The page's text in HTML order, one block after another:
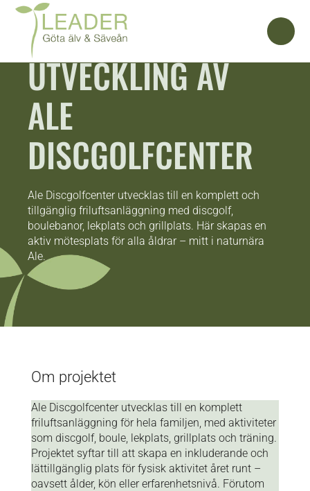
UTVECKLING AV
ALE
DISCGOLFCENTER
Ale Discgolfcenter utvecklas till en komplett och
tillgänglig friluftsanläggning med discgolf,
boulebanor, lekplats och grillplats. Här skapas en
aktiv mötesplats för alla åldrar – mitt i naturnära
Ale.
Om projektet
Ale Discgolfcenter utvecklas till en komplett
friluftsanläggning för hela familjen, med aktiviteter
som discgolf, boule, lekplats, grillplats och träning.
Projektet syftar till att skapa en inkluderande och
lättillgänglig plats för fysisk aktivitet året runt –
oavsett ålder, kön eller erfarenhetsnivå. Förutom